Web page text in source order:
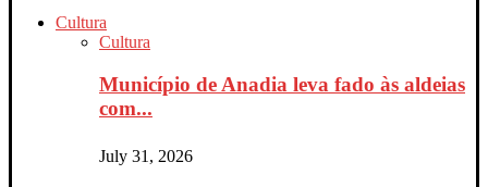
Cultura
Cultura
Município de Anadia leva fado às aldeias
com...
July 31, 2026